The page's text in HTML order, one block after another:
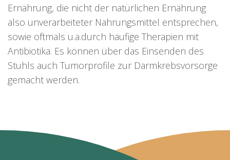
Ernährung, die nicht der natürlichen Ernährung
also unverarbeiteter Nahrungsmittel entsprechen,
sowie oftmals u.a.durch häufige Therapien mit
Antibiotika. Es können über das Einsenden des
Stuhls auch Tumorprofile zur Darmkrebsvorsorge
gemacht werden.